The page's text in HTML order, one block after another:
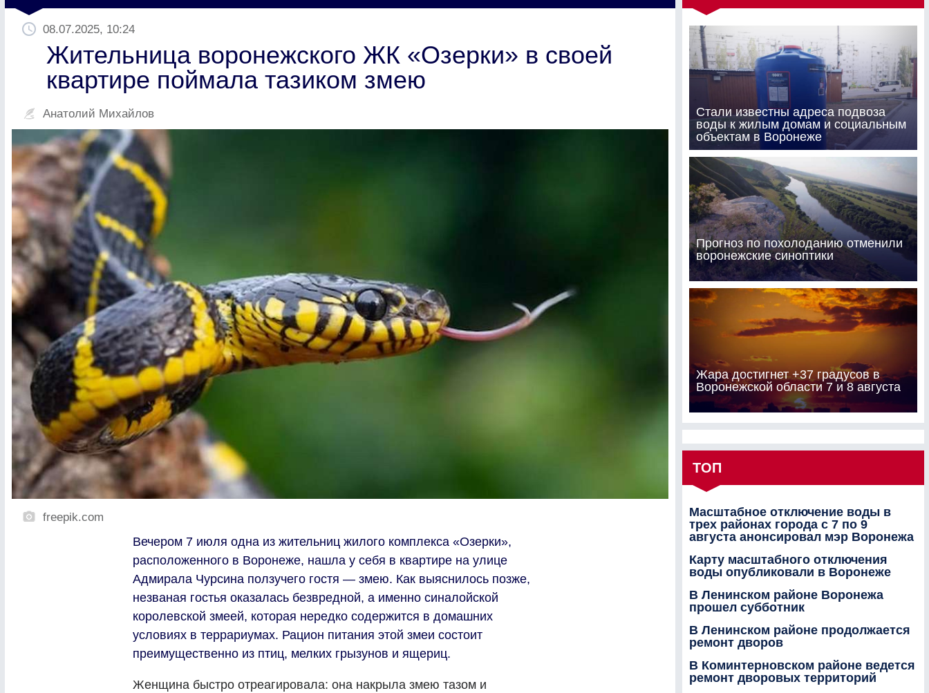
08.07.2025, 10:24
Жительница воронежского ЖК «Озерки» в своей
квартире поймала тазиком змею
Анатолий Михайлов
freepik.com
Вечером 7 июля одна из жительниц жилого комплекса «Озерки»,
расположенного в Воронеже, нашла у себя в квартире на улице
Адмирала Чурсина ползучего гостя — змею. Как выяснилось позже,
незваная гостья оказалась безвредной, а именно синалойской
королевской змеей, которая нередко содержится в домашних
условиях в террариумах. Рацион питания этой змеи состоит
преимущественно из птиц, мелких грызунов и ящериц.
Женщина быстро отреагировала: она накрыла змею тазом и
Стали известны адреса подвоза
воды к жилым домам и социальным
объектам в Воронеже
Прогноз по похолоданию отменили
воронежские синоптики
Жара достигнет +37 градусов в
Воронежской области 7 и 8 августа
ТОП
Масштабное отключение воды в
трех районах города с 7 по 9
августа анонсировал мэр Воронежа
Карту масштабного отключения
воды опубликовали в Воронеже
В Ленинском районе Воронежа
прошел субботник
В Ленинском районе продолжается
ремонт дворов
В Коминтерновском районе ведется
ремонт дворовых территорий